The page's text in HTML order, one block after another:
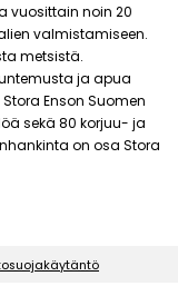
vuosittain noin 20
valmistamiseen.
metsistä.
ja apua
Enson Suomen
sekä 80 korjuu- ja
on osa Stora